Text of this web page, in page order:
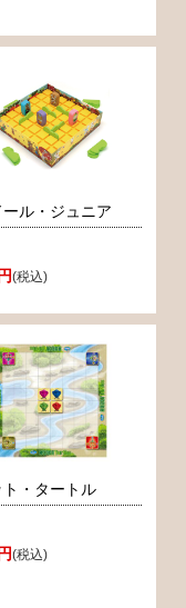
ール・ジュニア
(税込)
ト・タートル
(税込)